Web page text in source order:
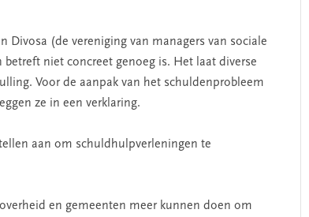
Divosa (de vereniging van managers van sociale
niet concreet genoeg is. Het laat diverse
Voor de aanpak van het schuldenprobleem
ze in een verklaring.
aan om schuldhulpverleningen te
en gemeenten meer kunnen doen om
SEGMENT